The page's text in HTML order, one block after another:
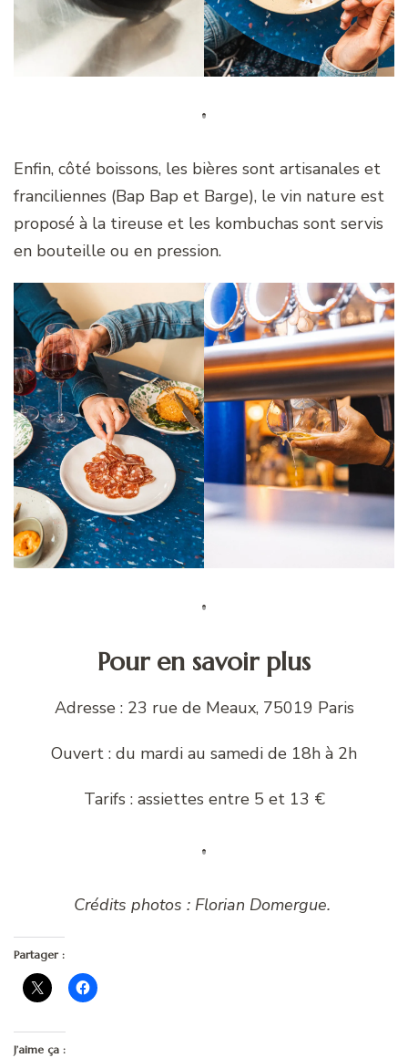
Enfin, côté boissons, les bières sont artisanales et
franciliennes (Bap Bap et Barge), le vin nature est
proposé à la tireuse et les kombuchas sont servis
en bouteille ou en pression.
Pour en savoir plus
Adresse : 23 rue de Meaux, 75019 Paris
Ouvert : du mardi au samedi de 18h à 2h
Tarifs : assiettes entre 5 et 13 €
Crédits photos : Florian Domergue.
Partager :
J’aime ça :